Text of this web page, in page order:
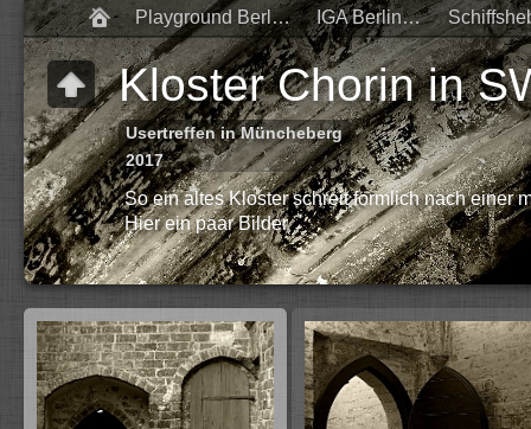
Playground Berlin 2017 IGA Berlin 2017
Kloster Chorin in
Usertreffen in Müncheberg
2017
So ein altes Kloster schreit förmlich nach einer
Hier ein paar Bilder